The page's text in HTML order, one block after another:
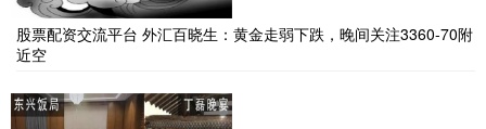
股票配资交流平台 外汇百晓生：黄金走弱下跌，晚间关注3360-70附
近空